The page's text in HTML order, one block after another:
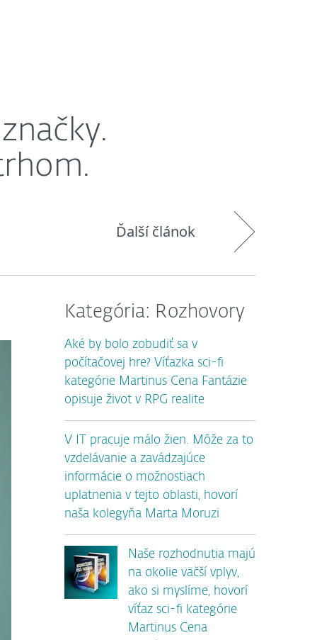
Ďalší článok
Kategória: Rozhovory
Aké by bolo zobudiť sa v
počítačovej hre? Víťazka sci-fi
kategórie Martinus Cena Fantázie
opisuje život v RPG realite
V IT pracuje málo žien. Môže za to
vzdelávanie a zavádzajúce
informácie o možnostiach
uplatnenia v tejto oblasti, hovorí
naša kolegyňa Marta Moruzi
Naše rozhodnutia majú
na okolie väčší vplyv,
ako si myslíme, hovorí
víťaz sci-fi kategórie
Martinus Cena